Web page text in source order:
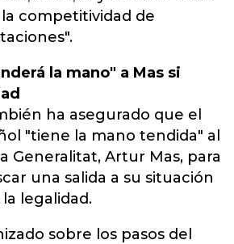
competitividad de
la mano" a Mas si
ha asegurado que el
"tiene la mano tendida" al
Generalitat, Artur Mas, para
una salida a su situación
legalidad.
sobre los pasos del